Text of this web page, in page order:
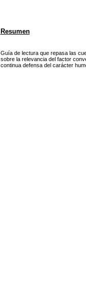
Resumen
Guía de lectura que repasa las
sobre la relevancia del factor
continua defensa del carácter